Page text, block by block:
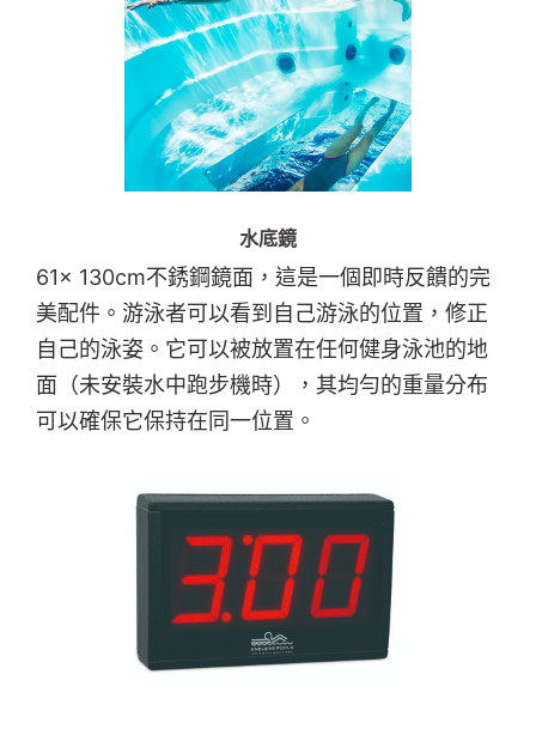
水底鏡
61x 130cm不銹鋼鏡面，這是一個即時反饋的完
美配件。游泳者可以看到自己游泳的位置，修正
自己的泳姿。它可以被放置在任何健身泳池的地
面（未安裝水中跑步機時），其均勻的重量分布
可以確保它保持在同一位置。